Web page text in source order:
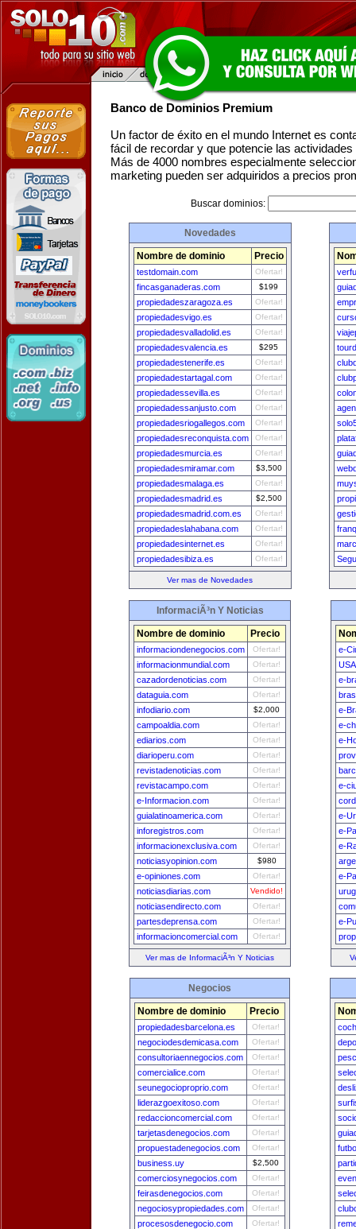
Banco de Dominios Premium
Un factor de éxito en el mundo Internet es
fácil de recordar y que potencie las
Más de 4000 nombres especialmente
marketing pueden ser adquiridos a precios
Buscar dominios:
Novedades
Nombre de dominio Precio
testdomain.com Ofertar!
fincasganaderas.com $199
propiedadeszaragoza.es Ofertar!
propiedadesvigo.es Ofertar!
propiedadesvalladolid.es Ofertar!
propiedadesvalencia.es $295
propiedadestenerife.es Ofertar!
propiedadestartagal.com Ofertar!
propiedadessevilla.es Ofertar!
propiedadessanjusto.com Ofertar!
propiedadesriogallegos.com Ofertar!
propiedadesreconquista.com Ofertar!
propiedadesmurcia.es Ofertar!
propiedadesmiramar.com $3,500
propiedadesmalaga.es Ofertar!
propiedadesmadrid.es $2,500
propiedadesmadrid.com.es Ofertar!
propiedadeslahabana.com Ofertar!
propiedadesinternet.es Ofertar!
propiedadesibiza.es Ofertar!
Ver mas de Novedades
InformaciÃ³n Y Noticias
Nombre de dominio Precio
informaciondenegocios.com Ofertar!
informacionmundial.com Ofertar!
cazadordenoticias.com Ofertar!
dataguia.com Ofertar!
infodiario.com $2,000
campoaldia.com Ofertar!
ediarios.com Ofertar!
diarioperu.com Ofertar!
revistadenoticias.com Ofertar!
revistacampo.com Ofertar!
e-Informacion.com Ofertar!
guialatinoamerica.com Ofertar!
inforegistros.com Ofertar!
informacionexclusiva.com Ofertar!
noticiasyopinion.com $980
e-opiniones.com Ofertar!
noticiasdiarias.com Vendido!
noticiasendirecto.com Ofertar!
partesdeprensa.com Ofertar!
informacioncomercial.com Ofertar!
Ver mas de InformaciÃ³n Y Noticias
e-
e-
e-
e-
e-
e-
e-
e-
e-
e-
e-
Negocios
Nombre de dominio Precio
propiedadesbarcelona.es Ofertar!
negociodesdemicasa.com Ofertar!
consultoriaennegocios.com Ofertar!
comercialice.com Ofertar!
seunegocioproprio.com Ofertar!
liderazgoexitoso.com Ofertar!
redaccioncomercial.com Ofertar!
tarjetasdenegocios.com Ofertar!
propuestadenegocios.com Ofertar!
business.uy $2,500
comerciosynegocios.com Ofertar!
feirasdenegocios.com Ofertar!
negociosypropiedades.com Ofertar!
procesosdenegocio.com Ofertar!